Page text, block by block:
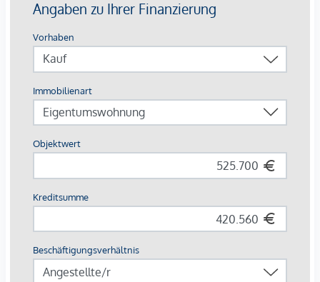
Die Lage:
Die Traisengasse 20-22 liegt idyllisch im Herzen des 20.
Bezirks in Wien, wo urbaner Charme auf entspannten
Erholungsraum trifft. Nur einen Katzensprung vom
Donaukanal und dem grünen Augarten entfernt, genießt
man hier die perfekte Mischung aus Stadtleben und Natur.
In den umliegenden Gassen verzaubern kleine Cafés und
traditionelle Wiener Lokale, während die exzellente
Anbindung einen schnellen ins Zentrum oder ins weite Grün
des Praters bringt. Ein Ort, der das Beste von Wien in sich
vereint.
S-Bahnhof: Traisengasse; S-Bahn Handelskai
Provisionsfrei für den Käufer! (bis Baubeginn)